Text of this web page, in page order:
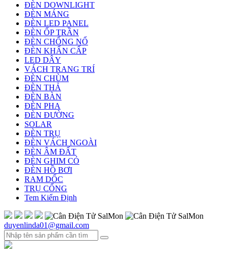
ĐÈN DOWNLIGHT
ĐÈN MÁNG
ĐÈN LED PANEL
ĐÈN ỐP TRẦN
ĐÈN CHỐNG NỔ
ĐÈN KHẨN CẤP
LED DÂY
VÁCH TRANG TRÍ
ĐÈN CHÙM
ĐÈN THẢ
ĐÈN BÀN
ĐÈN PHA
ĐÈN ĐƯỜNG
SOLAR
ĐÈN TRỤ
ĐÈN VÁCH NGOÀI
ĐÈN ÂM ĐẤT
ĐÈN GHIM CỎ
ĐÈN HỒ BƠI
RAM DỐC
TRỤ CỔNG
Tem Kiểm Định
duyenlinda01@gmail.com